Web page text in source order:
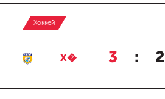
Хоккей
Х� 3 : 2